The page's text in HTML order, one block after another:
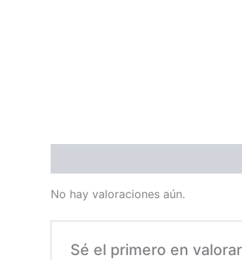
No hay valoraciones aún.
Sé el primero en